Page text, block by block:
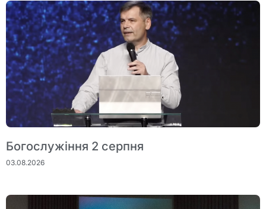
Богослужіння 2 серпня
03.08.2026